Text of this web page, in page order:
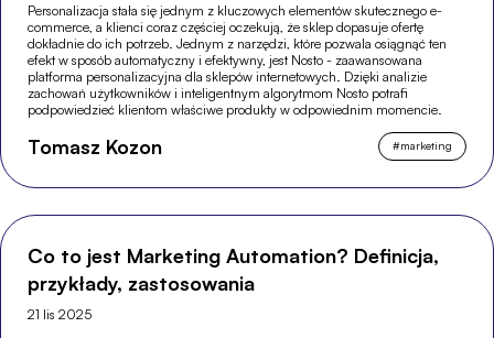
Personalizacja stała się jednym z kluczowych elementów skutecznego e-
commerce, a klienci coraz częściej oczekują, że sklep dopasuje ofertę
dokładnie do ich potrzeb. Jednym z narzędzi, które pozwala osiągnąć ten
efekt w sposób automatyczny i efektywny, jest Nosto - zaawansowana
platforma personalizacyjna dla sklepów internetowych. Dzięki analizie
zachowań użytkowników i inteligentnym algorytmom Nosto potrafi
podpowiedzieć klientom właściwe produkty w odpowiednim momencie.
Tomasz Kozon #marketing
Co to jest Marketing Automation? Definicja,
przykłady, zastosowania
21 lis 2025